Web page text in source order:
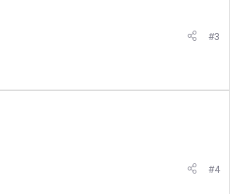
#3
#4